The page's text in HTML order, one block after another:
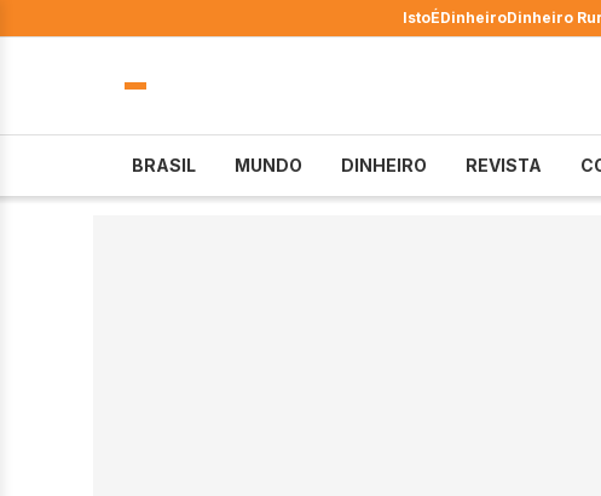
IstoÉDinheiroDinheiro
BRASIL MUNDO DINHEIRO REVISTA